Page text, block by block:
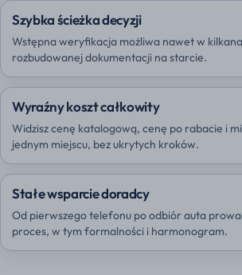
Szybka ścieżka decyzji
Wstępna weryfikacja możliwa nawet w
rozbudowanej dokumentacji na starcie.
Wyraźny koszt całkowity
Widzisz cenę katalogową, cenę po rabacie i
jednym miejscu, bez ukrytych kroków.
Stałe wsparcie doradcy
Od pierwszego telefonu po odbiór auta
proces, w tym formalności i harmonogram.